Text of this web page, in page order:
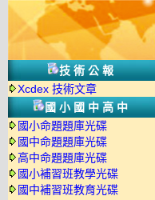
技術公報
Xcdex 技術文章
國小國中高中
國小命題題庫光碟
國中命題題庫光碟
高中命題題庫光碟
國小補習班教學光碟
國中補習班教育光碟